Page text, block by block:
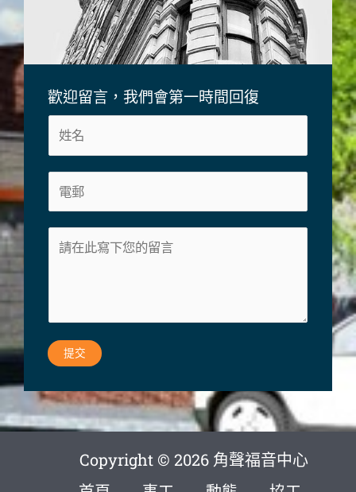
歡迎留言，我們會第一時間回復
姓
名
*電
郵
*信
提交
Copyright © 2026 角聲福音中心